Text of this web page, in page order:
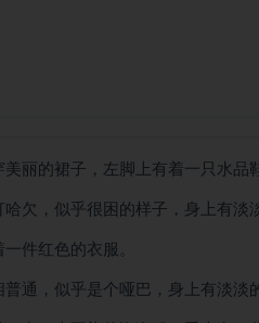
丽的裙子，左脚上有着一只水品
欠，似乎很困的样子，身上有淡
件红色的衣服。
通，似乎是个哑巴，身上有淡淡